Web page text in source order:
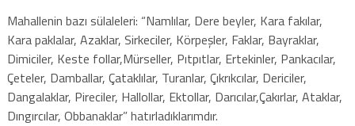
Mahallenin bazı sülaleleri: “Namlılar, Dere beyler, Kara fakılar,
Kara paklalar, Azaklar, Sirkeciler, Körpeşler, Faklar, Bayraklar,
Dimiciler, Keste follar,Mürseller, Pıtpıtlar, Ertekinler, Pankacılar,
Çeteler, Damballar, Çataklılar, Turanlar, Çıkrıkcılar, Dericiler,
Dangalaklar, Pireciler, Hallollar, Ektollar, Darıcılar,Çakırlar, Ataklar,
Dıngırcılar, Obbanaklar” hatırladıklarımdır.